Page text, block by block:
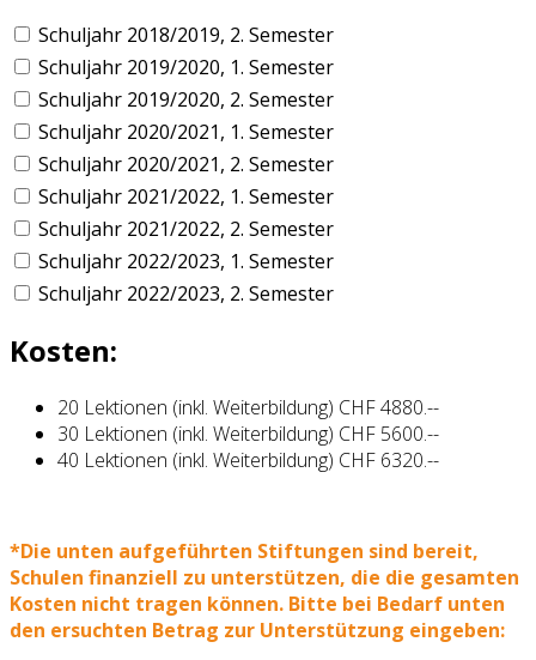
Schuljahr 2018/2019, 2. Semester
Schuljahr 2019/2020, 1. Semester
Schuljahr 2019/2020, 2. Semester
Schuljahr 2020/2021, 1. Semester
Schuljahr 2020/2021, 2. Semester
Schuljahr 2021/2022, 1. Semester
Schuljahr 2021/2022, 2. Semester
Schuljahr 2022/2023, 1. Semester
Schuljahr 2022/2023, 2. Semester
Kosten:
20 Lektionen (inkl. Weiterbildung) CHF 4880.--
30 Lektionen (inkl. Weiterbildung) CHF 5600.--
40 Lektionen (inkl. Weiterbildung) CHF 6320.--
*Die unten aufgeführten Stiftungen sind bereit,
Schulen finanziell zu unterstützen, die die gesamten
Kosten nicht tragen können. Bitte bei Bedarf unten
den ersuchten Betrag zur Unterstützung eingeben: